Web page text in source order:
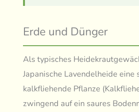
Erde und Dünger
Als typisches
Japanische Lavendelheide eine
kalkfliehende Pflanze
zwingend auf ein saures